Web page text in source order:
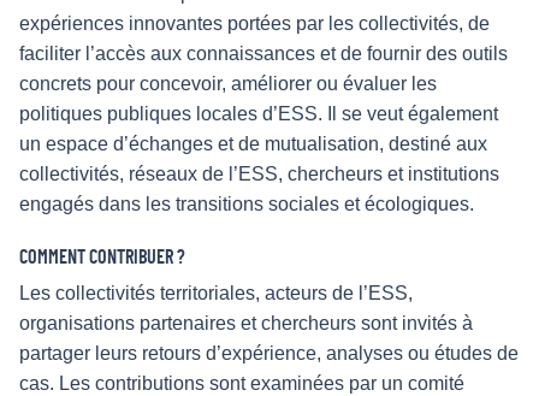
expériences innovantes portées par les collectivités, de
faciliter l’accès aux connaissances et de fournir des outils
concrets pour concevoir, améliorer ou évaluer les
politiques publiques locales d’ESS. Il se veut également
un espace d’échanges et de mutualisation, destiné aux
collectivités, réseaux de l’ESS, chercheurs et institutions
engagés dans les transitions sociales et écologiques.
COMMENT CONTRIBUER ?
Les collectivités territoriales, acteurs de l’ESS,
organisations partenaires et chercheurs sont invités à
partager leurs retours d’expérience, analyses ou études de
cas. Les contributions sont examinées par un comité